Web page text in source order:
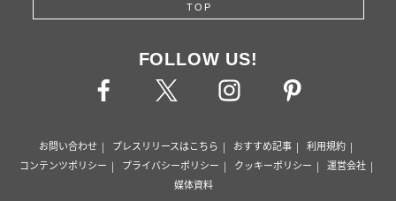
TOP
FOLLOW US!
お問い合わせ プレスリリースはこちら おすすめ記事
利用規約
コンテンツポリシー
プライバシーポリシー クッキーポリシー
運営会社
媒体資料